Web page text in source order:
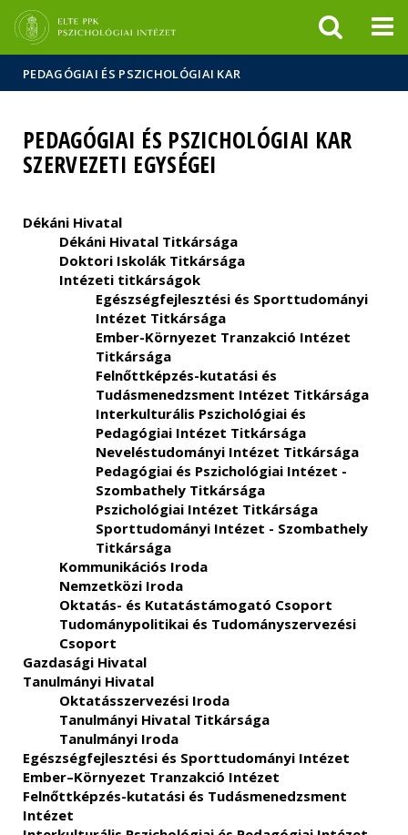
sajtóban
PEDAGÓGIAI ÉS PSZICHOLÓGIAI KAR
PEDAGÓGIAI ÉS PSZICHOLÓGIAI KAR
SZERVEZETI EGYSÉGEI
Dékáni Hivatal
Dékáni Hivatal Titkársága
Doktori Iskolák Titkársága
Intézeti titkárságok
Egészségfejlesztési és Sporttudományi
Intézet Titkársága
Ember-Környezet Tranzakció Intézet
Titkársága
Felnőttképzés-kutatási és
Tudásmenedzsment Intézet Titkársága
Interkulturális Pszichológiai és
Pedagógiai Intézet Titkársága
Neveléstudományi Intézet Titkársága
Pedagógiai és Pszichológiai Intézet -
Szombathely Titkársága
Pszichológiai Intézet Titkársága
Sporttudományi Intézet - Szombathely
Titkársága
Kommunikációs Iroda
Nemzetközi Iroda
Oktatás- és Kutatástámogató Csoport
Tudománypolitikai és Tudományszervezési
Csoport
Gazdasági Hivatal
Tanulmányi Hivatal
Oktatásszervezési Iroda
Tanulmányi Hivatal Titkársága
Tanulmányi Iroda
Egészségfejlesztési és Sporttudományi Intézet
Ember–Környezet Tranzakció Intézet
Felnőttképzés-kutatási és Tudásmenedzsment
Intézet